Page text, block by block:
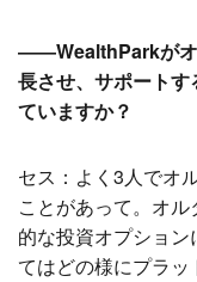
――WealthParkがオ
長させ、サポート
ていますか？
セス：よく3人でオ
ことがあって。オ
的な投資オプショ
てはどの様にプラ